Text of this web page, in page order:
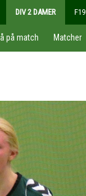
DIV 2 DAMER F19
på match Matcher